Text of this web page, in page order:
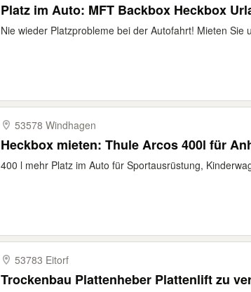
Platz im Auto: MFT Backbox Heckbox
Nie wieder Platzprobleme bei der Autofahrt! Mieten Sie
53578 Windhagen
Heckbox mieten: Thule Arcos 400l für
400 l mehr Platz im Auto für Sportausrüstung,
53783 Eitorf
Trockenbau Plattenheber Plattenlift zu